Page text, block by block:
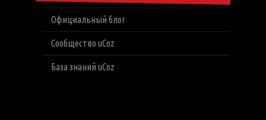
Официальный блог
Сообщество uCoz
База знаний uCoz